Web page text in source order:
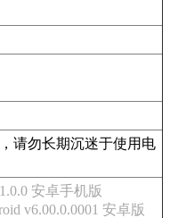
请勿长期沉迷于使用电
安卓手机版
v6.00.0.0001 安卓版